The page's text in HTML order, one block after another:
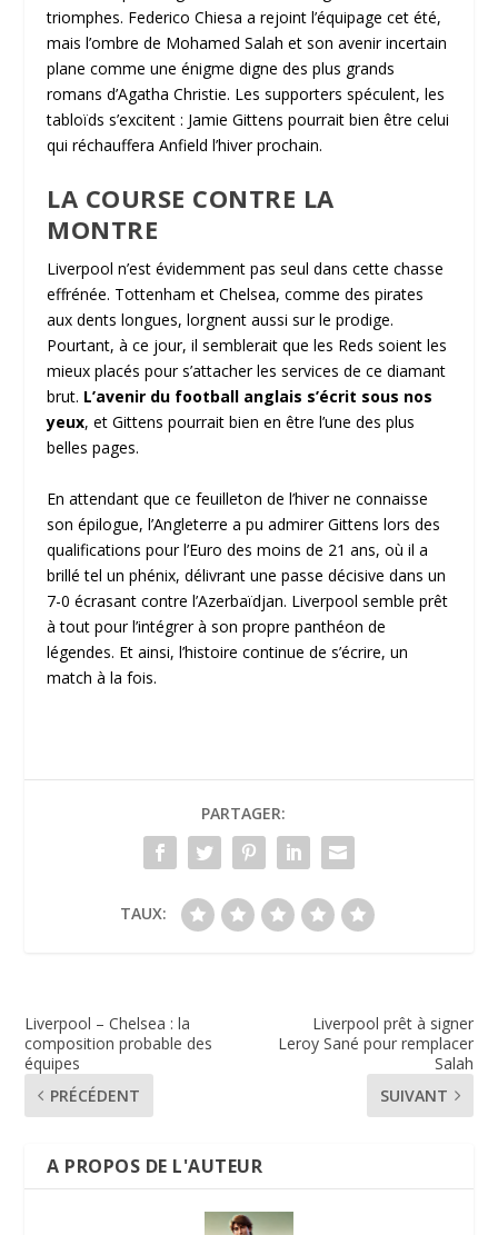
triomphes. Federico Chiesa a rejoint l’équipage cet été,
mais l’ombre de Mohamed Salah et son avenir incertain
plane comme une énigme digne des plus grands
romans d’Agatha Christie. Les supporters spéculent, les
tabloïds s’excitent : Jamie Gittens pourrait bien être celui
qui réchauffera Anfield l’hiver prochain.
LA COURSE CONTRE LA
MONTRE
Liverpool n’est évidemment pas seul dans cette chasse
effrénée. Tottenham et Chelsea, comme des pirates
aux dents longues, lorgnent aussi sur le prodige.
Pourtant, à ce jour, il semblerait que les Reds soient les
mieux placés pour s’attacher les services de ce diamant
brut. L’avenir du football anglais s’écrit sous nos
yeux, et Gittens pourrait bien en être l’une des plus
belles pages.
En attendant que ce feuilleton de l’hiver ne connaisse
son épilogue, l’Angleterre a pu admirer Gittens lors des
qualifications pour l’Euro des moins de 21 ans, où il a
brillé tel un phénix, délivrant une passe décisive dans un
7-0 écrasant contre l’Azerbaïdjan. Liverpool semble prêt
à tout pour l’intégrer à son propre panthéon de
légendes. Et ainsi, l’histoire continue de s’écrire, un
match à la fois.
PARTAGER:
TAUX:
Liverpool – Chelsea : la
composition probable des
équipes
PRÉCÉDENT
Liverpool prêt à signer
Leroy Sané pour remplacer
Salah
SUIVANT
A PROPOS DE L'AUTEUR